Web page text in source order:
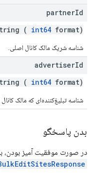
partnerId
( int64 format)
شناسه شریک مالک کانال اصلی.
advertiserId
( int64 format)
شناسه تبلیغ‌کننده‌ای که مالک
بدن پاسخگو
در صورت موفقیت آمیز بودن،